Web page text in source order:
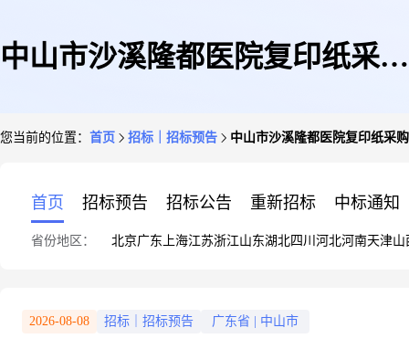
中山市沙溪隆都医院复印纸采购
您当前的位置： 首页 招标｜招标预告 中山市沙溪隆都医院复印纸采
首页 招标预告 招标公告 重新招标 中标通知
省份地区： 北京广东 上海江苏浙江山东湖北四川 河北河南天津山
2026-08-08 招标｜招标预告 广东省 中山市